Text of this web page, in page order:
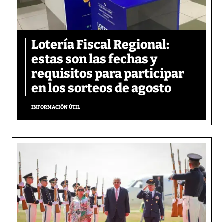
Lotería Fiscal Regional:
estas son las fechas y
requisitos para participar
en los sorteos de agosto
INFORMACIÓN ÚTIL